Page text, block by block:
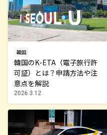
韓国
韓国のK-ETA（電子旅行許
可証）とは？申請方法や注
意点を解説
2026.3.12